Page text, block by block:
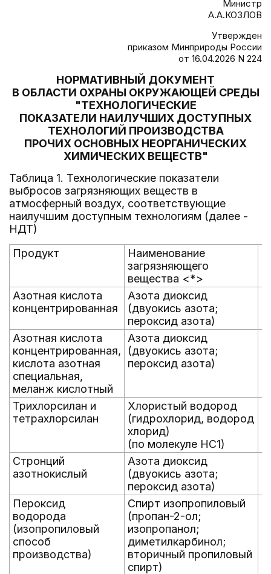
Министр
А.А.КОЗЛОВ
Утвержден
приказом Минприроды России
от 16.04.2026 N 224
НОРМАТИВНЫЙ ДОКУМЕНТ
В ОБЛАСТИ ОХРАНЫ ОКРУЖАЮЩЕЙ СРЕДЫ
"ТЕХНОЛОГИЧЕСКИЕ
ПОКАЗАТЕЛИ НАИЛУЧШИХ ДОСТУПНЫХ
ТЕХНОЛОГИЙ ПРОИЗВОДСТВА
ПРОЧИХ ОСНОВНЫХ НЕОРГАНИЧЕСКИХ
ХИМИЧЕСКИХ ВЕЩЕСТВ"
Таблица 1. Технологические показатели
выбросов загрязняющих веществ в
атмосферный воздух, соответствующие
наилучшим доступным технологиям (далее -
НДТ)
Продукт
Наименование
загрязняющего
вещества <*>
Азотная кислота
концентрированная
Азота диоксид
(двуокись азота;
пероксид азота)
Азотная кислота
концентрированная,
кислота азотная
специальная,
меланж кислотный
Азота диоксид
(двуокись азота;
пероксид азота)
Трихлорсилан и
тетрахлорсилан
Хлористый водород
(гидрохлорид, водород
хлорид)
(по молекуле HC1)
Стронций
азотнокислый
Азота диоксид
(двуокись азота;
пероксид азота)
Пероксид
водорода
(изопропиловый
способ
производства)
Спирт изопропиловый
(пропан-2-ол;
изопропанол;
диметилкарбинол;
вторичный пропиловый
спирт)